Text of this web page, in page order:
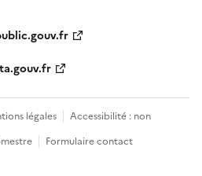
légales
Accessibilité : non
Formulaire contact